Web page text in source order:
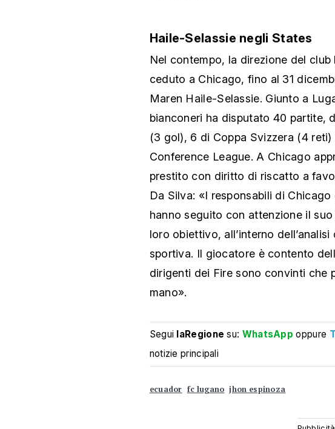
Haile-Selassie negli States
Nel contempo, la direzione del
ceduto a Chicago, fino al 31
Maren Haile-Selassie. Giunto a
bianconeri ha disputato 40 partite,
(3 gol), 6 di Coppa Svizzera (4 reti)
Conference League. A Chicago
prestito con diritto di riscatto a
Da Silva: «I responsabili di
hanno seguito con attenzione il
loro obiettivo, all’interno
sportiva. Il giocatore è contento
dirigenti dei Fire sono convinti che
mano».
Segui laRegione su: WhatsApp oppure
notizie principali
ecuador fc lugano jhon espinoza